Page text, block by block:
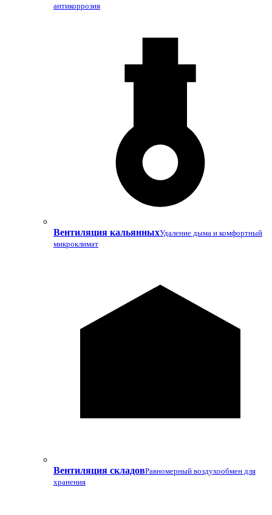
антикоррозия
Вентиляция кальянныхУдаление дыма и комфортный
микроклимат
Вентиляция складовРавномерный воздухообмен для
хранения